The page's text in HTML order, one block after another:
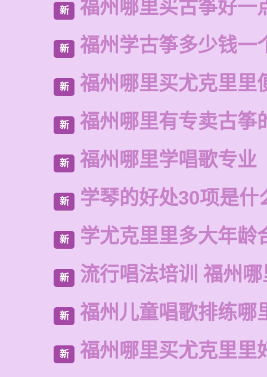
新 福州哪里买古筝好一
新 福州学古筝多少钱一
新 福州哪里买尤克里里
新 福州哪里有专卖古筝
新 福州哪里学唱歌专业
新 学琴的好处30项是什
新 学尤克里里多大年龄
新 流行唱法培训 福州
新 福州儿童唱歌排练哪
新 福州哪里买尤克里里